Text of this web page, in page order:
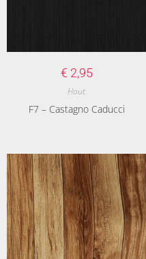
€ 2,95
Hout
F7 – Castagno Caducci